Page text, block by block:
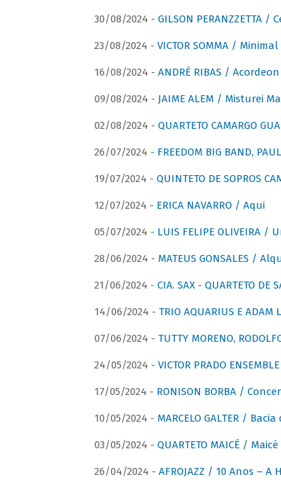
30/08/2024 - GILSON PERANZZETTA
23/08/2024 - VICTOR SOMMA /
16/08/2024 - ANDRÉ RIBAS /
09/08/2024 - JAIME ALEM / Misturei
02/08/2024 - QUARTETO CAMARGO
26/07/2024 - FREEDOM BIG BAND,
19/07/2024 - QUINTETO DE SOPROS
12/07/2024 - ERICA NAVARRO / Aqui
05/07/2024 - LUIS FELIPE OLIVEIRA
28/06/2024 - MATEUS GONSALES /
21/06/2024 - CIA. SAX - QUARTETO
14/06/2024 - TRIO AQUARIUS E
07/06/2024 - TUTTY MORENO,
24/05/2024 - VICTOR PRADO
17/05/2024 - RONISON BORBA /
10/05/2024 - MARCELO GALTER /
03/05/2024 - QUARTETO MAICÉ /
26/04/2024 - AFROJAZZ / 10 Anos – A